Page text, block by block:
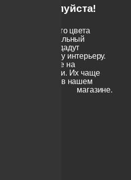
Пожалуйста!
кнобы черного цвета
максимальный
и придадут
любому интерьеру.
внимание на
позиции. Их чаще
спрашивают в нашем
магазине.